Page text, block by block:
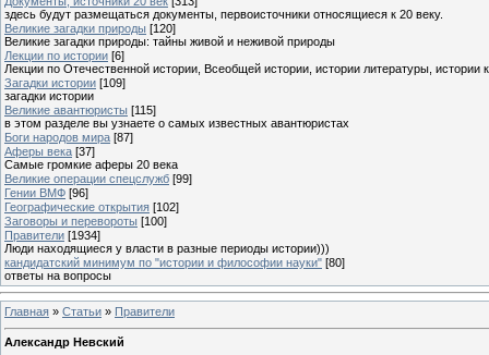
здесь будут размещаться документы, первоисточники относящиеся к 20 веку.
Великие загадки природы [120]
Великие загадки природы: тайны живой и неживой природы
Лекции по истории [6]
Лекции по Отечественной истории, Всеобщей истории, истории литературы, истории
Загадки истории [109]
загадки истории
Великие авантюристы [115]
в этом разделе вы узнаете о самых известных авантюристах
Боги народов мира [87]
Аферы века [37]
Самые громкие аферы 20 века
Великие операции спецслужб [99]
Гении ВМФ [96]
Географические открытия [102]
Заговоры и перевороты [100]
Правители [1934]
Люди находящиеся у власти в разные периоды истории)))
кандидатский минимум по "истории и философии науки" [80]
ответы на вопросы
Главная » Статьи » Правители
Александр Невский